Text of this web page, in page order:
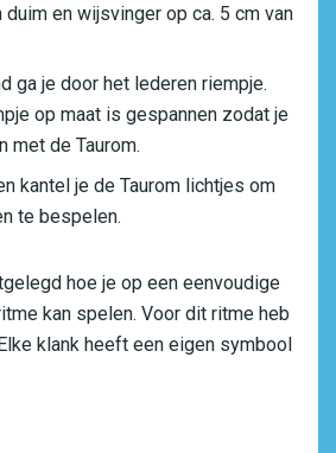
en wijsvinger op ca. 5 cm van
ga je door het lederen riempje.
op maat is gespannen zodat je
met de Taurom.
kantel je de Taurom lichtjes om
te bespelen.
hoe je op een eenvoudige
kan spelen. Voor dit ritme heb
klank heeft een eigen symbool